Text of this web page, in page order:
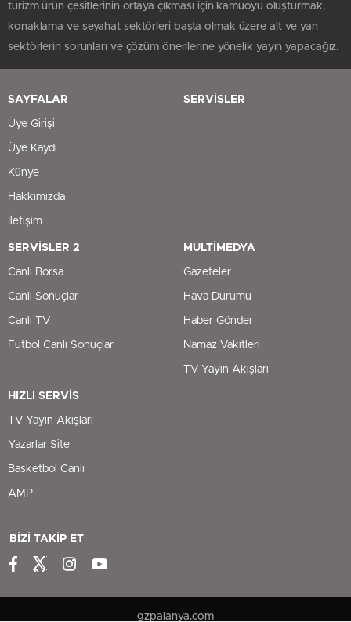
turizm ürün çesitlerinin ortaya çıkması için kamuoyu oluşturmak,
konaklama ve seyahat sektörleri başta olmak üzere alt ve yan
sektörlerin sorunları ve çözüm önerilerine yönelik yayın yapacağız.
SAYFALAR
Üye Girişi
Üye Kaydı
Künye
Hakkımızda
İletişim
SERVİSLER
SERVİSLER 2
Canlı Borsa
Canlı Sonuçlar
Canlı TV
Futbol Canlı Sonuçlar
MULTİMEDYA
Gazeteler
Hava Durumu
Haber Gönder
Namaz Vakitleri
TV Yayın Akışları
HIZLI SERVİS
TV Yayın Akışları
Yazarlar Site
Basketbol Canlı
AMP
BİZİ TAKİP ET
gzpalanya.com